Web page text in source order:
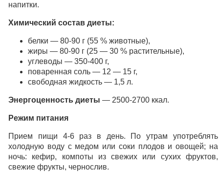
напитки.
Химический состав диеты:
белки — 80-90 г (55 % животные),
жиры — 80-90 г (25 — 30 % растительные),
углеводы — 350-400 г,
поваренная соль — 12 — 15 г,
свободная жидкость — 1,5 л.
Энергоценность диеты — 2500-2700 ккал.
Режим питания
Прием пищи 4-6 раз в день. По утрам употреблять
холодную воду с медом или соки плодов и овощей; на
ночь: кефир, компоты из свежих или сухих фруктов,
свежие фрукты, чернослив.